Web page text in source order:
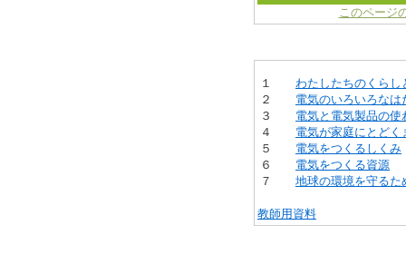
このページ
１ わたしたちのくらし
２ 電気のいろいろなは
３ 電気と電気製品の使
４ 電気が家庭にとどく
５ 電気をつくるしくみ
６ 電気をつくる資源
７ 地球の環境を守るた
教師用資料